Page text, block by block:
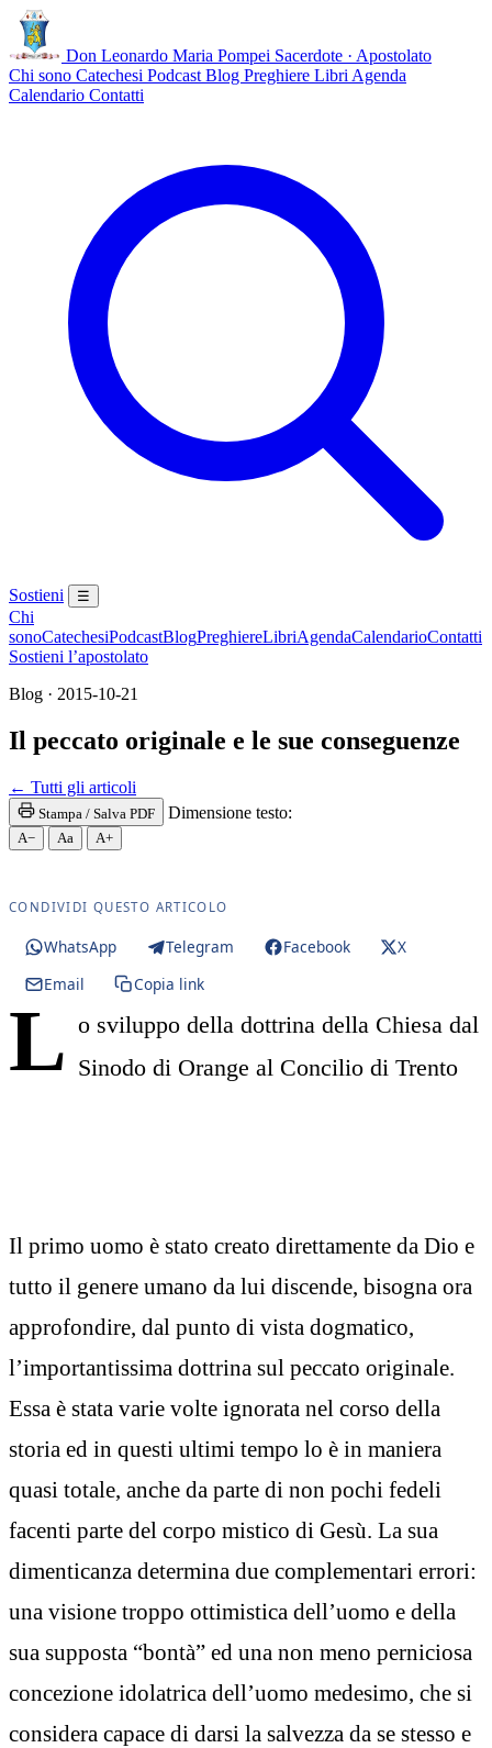
Don Leonardo Maria Pompei Sacerdote · Apostolato
Chi sono Catechesi Podcast Blog Preghiere Libri Agenda
Calendario Contatti
Sostieni ☰
Chi
sonoCatechesiPodcastBlogPreghiereLibriAgendaCalendarioContatti
Sostieni l’apostolato
Blog · 2015-10-21
Il peccato originale e le sue conseguenze
← Tutti gli articoli
Stampa / Salva PDF Dimensione testo:
A− Aa A+
CONDIVIDI QUESTO ARTICOLO
WhatsApp Telegram Facebook
X
Email
Copia link
L o sviluppo della dottrina della Chiesa dal
Sinodo di Orange al Concilio di Trento
Il primo uomo è stato creato direttamente da Dio e
tutto il genere umano da lui discende, bisogna ora
approfondire, dal punto di vista dogmatico,
l’importantissima dottrina sul peccato originale.
Essa è stata varie volte ignorata nel corso della
storia ed in questi ultimi tempo lo è in maniera
quasi totale, anche da parte di non pochi fedeli
facenti parte del corpo mistico di Gesù. La sua
dimenticanza determina due complementari errori:
una visione troppo ottimistica dell’uomo e della
sua supposta “bontà” ed una non meno perniciosa
concezione idolatrica dell’uomo medesimo, che si
considera capace di darsi la salvezza da se stesso e